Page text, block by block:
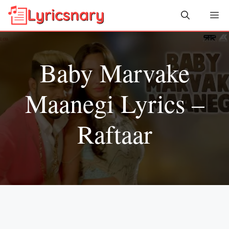
Skip
content
Baby Marvake
Maanegi Lyrics –
Raftaar